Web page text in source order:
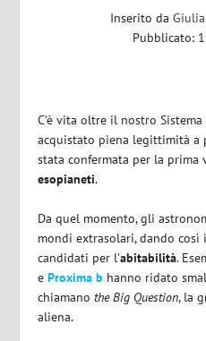
Inserito da
Pubblicato:
C’è vita oltre il nostro
acquistato piena legittimità a
stata confermata per la prima
esopianeti.
Da quel momento, gli
mondi extrasolari, dando
candidati per l’abitabilità.
eProxima b hanno ridato
chiamanothe Big Question, la
aliena.